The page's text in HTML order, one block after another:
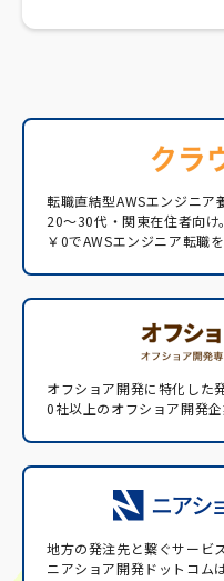
転職直結型AWSエンジニア
20〜30代・関東在住者向け
￥0でAWSエンジニア転職を
オフショア開発に特化した
0社以上のオフショア開発
地方の発注先と繋ぐサービス
ニアショア開発ドットコム